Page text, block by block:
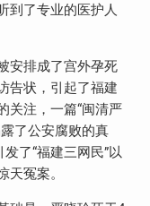
到了专业的医护人
安排成了宫外孕死
告状，引起了福建
关注，一篇“闽清严
了公安腐败的真
了“福建三网民”以
冤案。